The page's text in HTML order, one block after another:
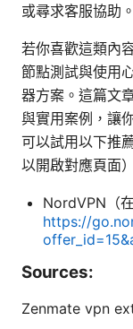
或尋求客服協助。
若你喜歡這類內
節點測試與使用
器方案。這篇文
與實用案例，讓
可以試用以下推
以開啟對應頁面
NordVPN（
https://
Sources:
Zenmate vpn